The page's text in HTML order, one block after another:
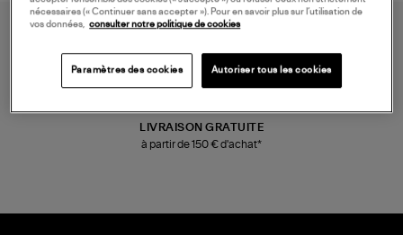
LIVRAISON GRATUITE
à partir de 150 € d'achat*
nécessaires (« Continuer sans accepter »). Pour en savoir plus sur l’utilisation de
vos données, consulter notre politique de cookies
Paramètres des cookies Autoriser tous les cookies